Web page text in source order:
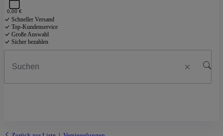
0,00 €
Schneller Versand
Top-Kundenservice
Große Auswahl
Sicher bezahlen